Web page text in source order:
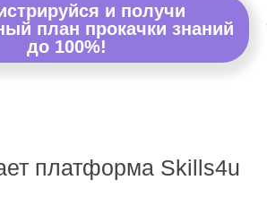
и получи
план прокачки знаний
до 100%!
платформа Skills4u